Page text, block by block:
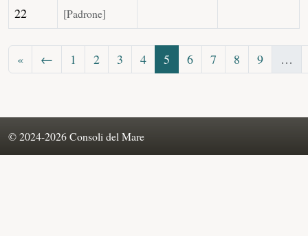
22
[Padrone]
« ← 1 2 3 4 5 6 7 8 9 …
© 2024-2026 Consoli del Mare